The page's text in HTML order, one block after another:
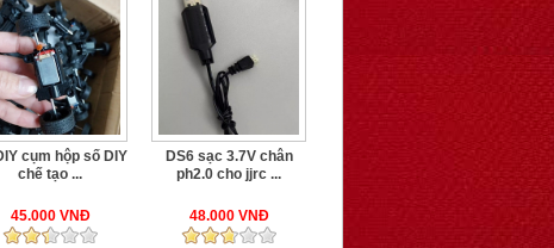
cụm hộp số DIY
chế tạo ...
45.000 VNĐ
DS6 sạc 3.7V chân
ph2.0 cho jjrc ...
48.000 VNĐ